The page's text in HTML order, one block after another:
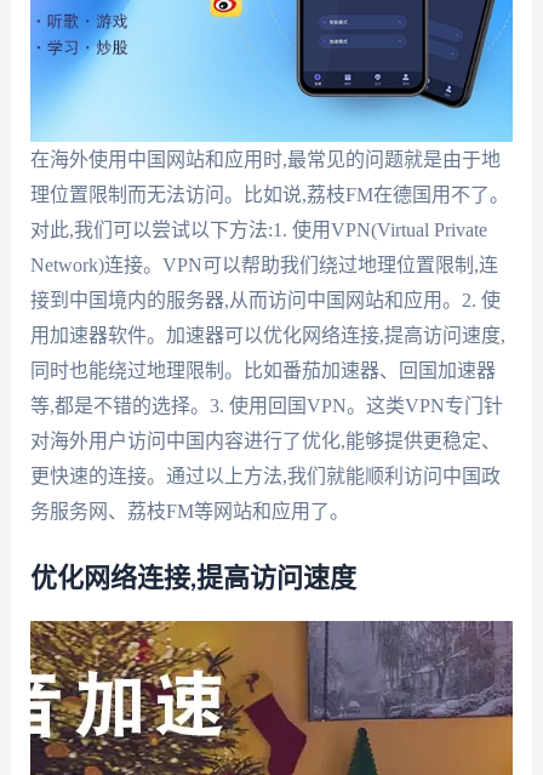
在海外使用中国网站和应用时,最常见的问题就是由于地
理位置限制而无法访问。比如说,荔枝FM在德国用不了。
对此,我们可以尝试以下方法:1. 使用VPN(Virtual Private
Network)连接。VPN可以帮助我们绕过地理位置限制,连
接到中国境内的服务器,从而访问中国网站和应用。2. 使
用加速器软件。加速器可以优化网络连接,提高访问速度,
同时也能绕过地理限制。比如番茄加速器、回国加速器
等,都是不错的选择。3. 使用回国VPN。这类VPN专门针
对海外用户访问中国内容进行了优化,能够提供更稳定、
更快速的连接。通过以上方法,我们就能顺利访问中国政
务服务网、荔枝FM等网站和应用了。
优化网络连接,提高访问速度